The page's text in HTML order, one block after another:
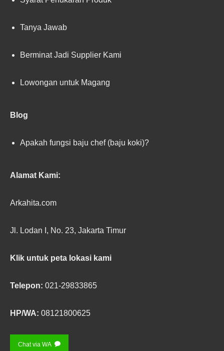
Tanya Jawab
Berminat Jadi Supplier Kami
Lowongan untuk Magang
Blog
Apakah fungsi baju chef (baju koki)?
Alamat Kami:
Arkahita.com
Jl. Lodan I, No. 23, Jakarta Timur
Klik untuk peta lokasi kami
Telepon: 021-29833865
HP/WA: 08121800625
Chat via WA